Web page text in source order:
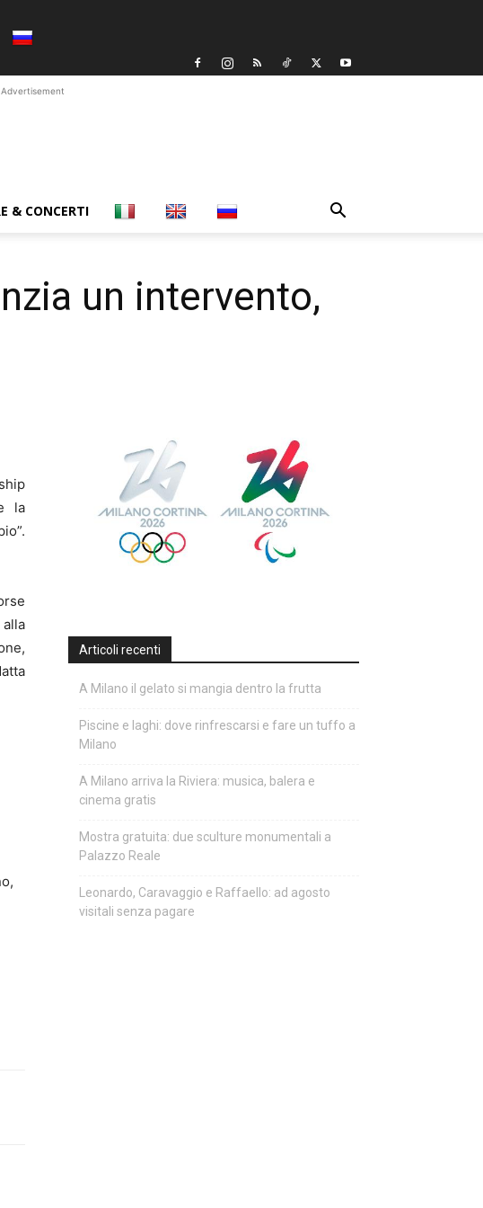
Advertisement
& CONCERTI
un intervento,
la
Articoli recenti
A Milano il gelato si mangia dentro la frutta
Piscine e laghi: dove rinfrescarsi e fare un tuffo a
Milano
A Milano arriva la Riviera: musica, balera e
cinema gratis
Mostra gratuita: due sculture monumentali a
Palazzo Reale
Leonardo, Caravaggio e Raffaello: ad agosto
visitali senza pagare